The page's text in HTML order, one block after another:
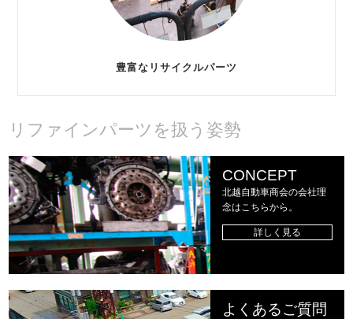
豊富なリサイクルパーツ
リファインパーツを扱う姿勢
CONCEPT
北越自動車商会の会社理
念はこちらから。
詳しく見る
よくあるご質問